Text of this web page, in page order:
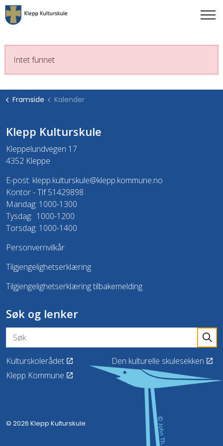
Intet funnet
Framside Kalender
Klepp Kulturskule
Kleppelundvegen 17
4352 Kleppe
E-post: klepp.kulturskule@klepp.kommune.no
Kontor - Tlf 51429898
Mandag: 1000-1300
Tysdag: 1000-1200
Torsdag: 1000-1400
Personvernvilkår
Tilgjengelighetserklæring
Tilgjengelighetserklæring tilbakemelding
Søk og lenker
Kulturskolerådet
Den kulturelle skulesekken
Klepp Kommune
© 2026 Klepp Kulturskule